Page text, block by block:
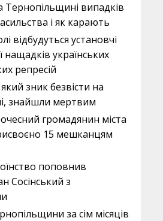
Тернопільщині випадків
і як карають
відбудуться установчі
нащадків українських
репресій
зник безвісти на
знайшли мертвим
громадянин міста
15 мешканцям
поповнив
Сосінський з
за сім місяців